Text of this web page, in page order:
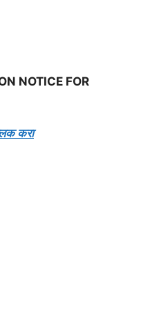
NOTICE FOR
करा